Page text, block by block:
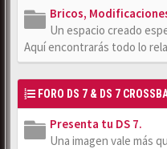
Bricos,
Un espacio creado
Aquí encontrarás todo lo
FORO DS 7 & DS 7
Presenta tu DS 7.
Una imagen vale más